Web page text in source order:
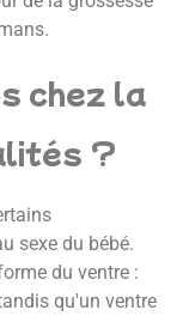
chez la
?
sexe du bébé.
du ventre :
qu'un ventre